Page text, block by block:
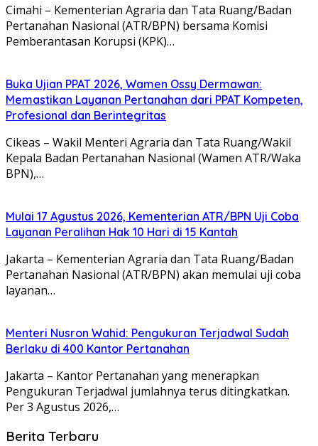
Cimahi – Kementerian Agraria dan Tata Ruang/Badan
Pertanahan Nasional (ATR/BPN) bersama Komisi
Pemberantasan Korupsi (KPK)…
Buka Ujian PPAT 2026, Wamen Ossy Dermawan:
Memastikan Layanan Pertanahan dari PPAT Kompeten,
Profesional dan Berintegritas
Cikeas – Wakil Menteri Agraria dan Tata Ruang/Wakil
Kepala Badan Pertanahan Nasional (Wamen ATR/Waka
BPN),…
Mulai 17 Agustus 2026, Kementerian ATR/BPN Uji Coba
Layanan Peralihan Hak 10 Hari di 15 Kantah
Jakarta – Kementerian Agraria dan Tata Ruang/Badan
Pertanahan Nasional (ATR/BPN) akan memulai uji coba
layanan…
Menteri Nusron Wahid: Pengukuran Terjadwal Sudah
Berlaku di 400 Kantor Pertanahan
Jakarta – Kantor Pertanahan yang menerapkan
Pengukuran Terjadwal jumlahnya terus ditingkatkan.
Per 3 Agustus 2026,…
Berita Terbaru